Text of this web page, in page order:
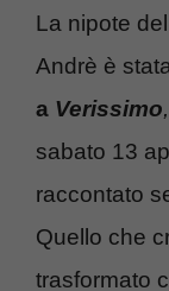
La nipote
Andrè è
a Verissimo,
sabato 13
raccontato
Quello che
trasformato